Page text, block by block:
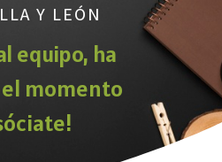
Y LEÓN
equipo, ha
momento